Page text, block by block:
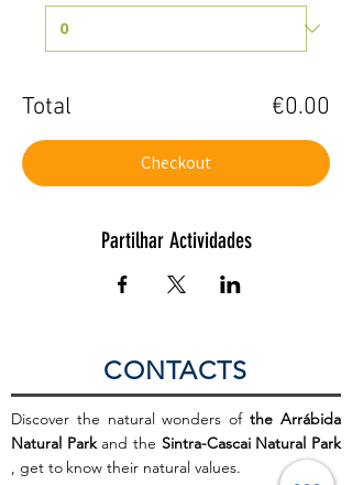
Total €0.00
Checkout
Partilhar Actividades
CONTACTS
Discover the natural wonders ofthe Arrábida
Natural Parkand the Sintra-Cascai Natural Park
, get to know their natural values.